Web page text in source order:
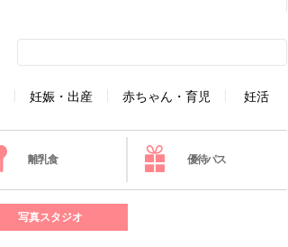
妊娠・出産 赤ちゃん・育児 妊活
離乳食 優待パス
写真スタジオ